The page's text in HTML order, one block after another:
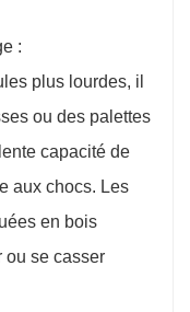
:
plus lourdes, il
ou des palettes
capacité de
aux chocs. Les
en bois
ou se casser